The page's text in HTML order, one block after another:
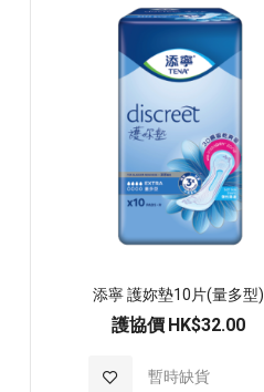
添寧 護妳墊10片(量多型)
護協價 HK$32.00
暫時缺貨
加